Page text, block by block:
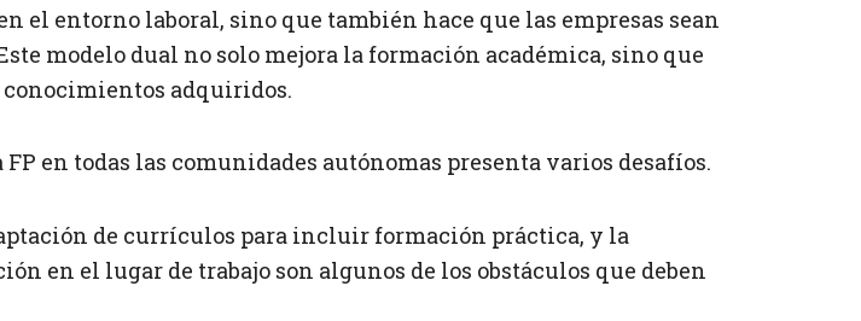
entorno laboral, sino que también hace que las empresas sean
modelo dual no solo mejora la formación académica, sino que
adquiridos.
en todas las comunidades autónomas presenta varios desafíos.
de currículos para incluir formación práctica, y la
en el lugar de trabajo son algunos de los obstáculos que deben